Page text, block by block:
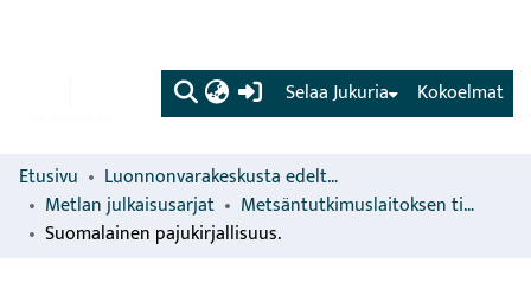
(current) Kokoelmat
Selaa Jukuria
Etusivu
Luonnonvarakeskusta edeltävien organisaatioiden sarjat
Metlan julkaisusarjat
Metsäntutkimuslaitoksen tiedonantoja
Suomalainen pajukirjallisuus.